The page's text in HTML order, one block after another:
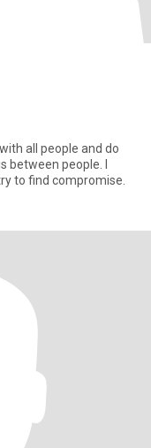
all people and do
people. I
to find compromise.